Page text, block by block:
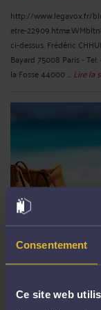
Consentement
Ce site web
http://www.legavox.fr/
etre-
ci-dessus. Frédéric
Bayard 75008 Paris -
la Fosse 44000 ... Lire la
SAVE THE DATE :
CHEZ CHHUM